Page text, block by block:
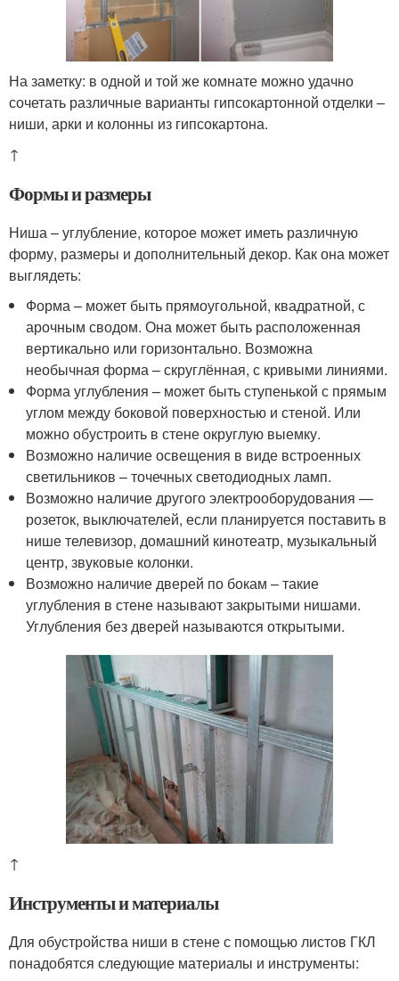
На заметку: в одной и той же комнате можно удачно
сочетать различные варианты гипсокартонной отделки –
ниши, арки и колонны из гипсокартона.
↑
Формы и размеры
Ниша – углубление, которое может иметь различную
форму, размеры и дополнительный декор. Как она может
выглядеть:
Форма – может быть прямоугольной, квадратной, с
арочным сводом. Она может быть расположенная
вертикально или горизонтально. Возможна
необычная форма – скруглённая, с кривыми линиями.
Форма углубления – может быть ступенькой с прямым
углом между боковой поверхностью и стеной. Или
можно обустроить в стене округлую выемку.
Возможно наличие освещения в виде встроенных
светильников – точечных светодиодных ламп.
Возможно наличие другого электрооборудования —
розеток, выключателей, если планируется поставить в
нише телевизор, домашний кинотеатр, музыкальный
центр, звуковые колонки.
Возможно наличие дверей по бокам – такие
углубления в стене называют закрытыми нишами.
Углубления без дверей называются открытыми.
↑
Инструменты и материалы
Для обустройства ниши в стене с помощью листов ГКЛ
понадобятся следующие материалы и инструменты: